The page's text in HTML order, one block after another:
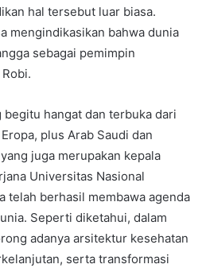
hal tersebut luar biasa.
mengindikasikan bahwa dunia
sebagai pemimpin
begitu hangat dan terbuka dari
plus Arab Saudi dan
juga merupakan kepala
Universitas Nasional
telah berhasil membawa agenda
Seperti diketahui, dalam
adanya arsitektur kesehatan
serta transformasi